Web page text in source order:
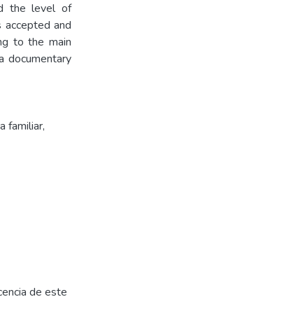
the level of
and
to the main
documentary
familiar,
de este